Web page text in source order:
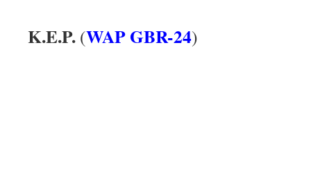
K.E.P. (WAP GBR-24)